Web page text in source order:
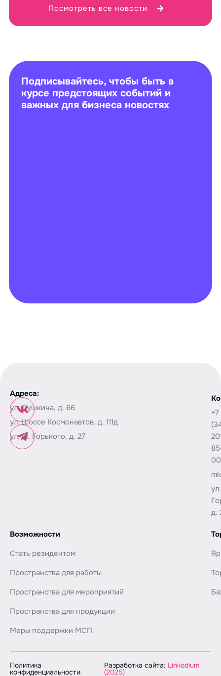
Посмотреть все новости
Подписывайтесь, чтобы быть в
курсе предстоящих событий и
важных для бизнеса новостях
Адреса:
ул. Пушкина, д. 66
ул. Шоссе Космонавтов, д. 111д
ул. М. Горького, д. 27
+7
00
д.
Возможности
Стать резидентом
Пространства для работы
Пространства для мероприятий
Пространства для продукции
Меры поддержки МСП
Политика
конфиденциальности
Разработка сайта: Linkodium
(2025)